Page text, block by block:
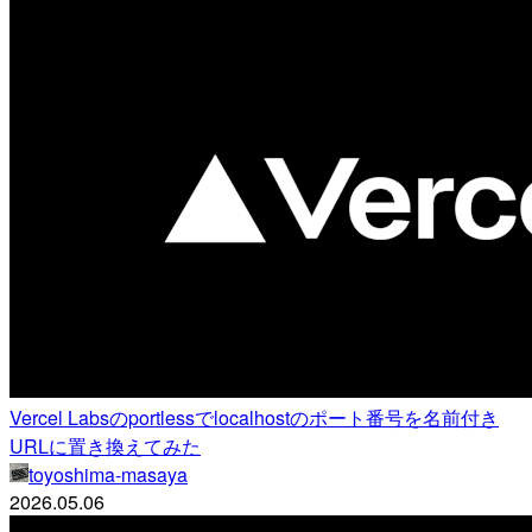
Vercel Labsのportlessでlocalhostのポート番号を名前付き
URLに置き換えてみた
toyoshima-masaya
2026.05.06